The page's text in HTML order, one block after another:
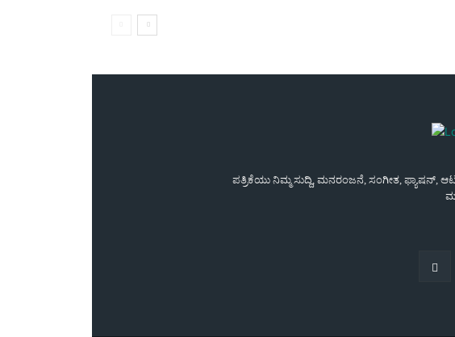
ಪತ್ರಿಕೆಯು ನಿಮ್ಮ ಸುದ್ದಿ, ಮನರಂಜನೆ, ಸಂಗೀತ,